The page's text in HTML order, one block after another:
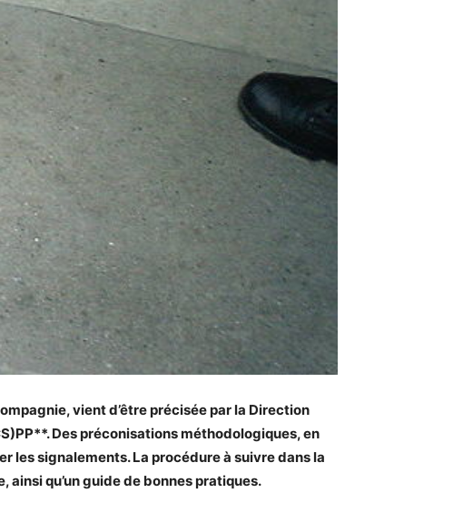
vient d’être précisée par la Direction
Des préconisations méthodologiques, en
les signalements. La procédure à suivre dans la
qu’un guide de bonnes pratiques.